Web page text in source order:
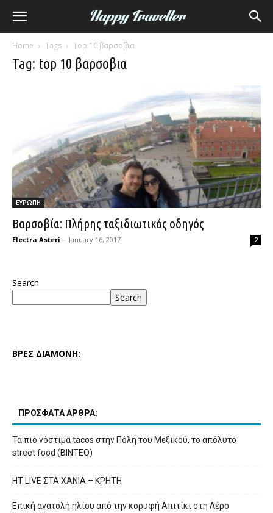
Home Tags Top 10 βαρσοβια
Tag: top 10 βαρσοβια
ΕΥΡΩΠΗ
Βαρσοβία: Πλήρης ταξιδιωτικός οδηγός
Electra Asteri - January 16, 2017 2
Search
Search
ΒΡΕΣ ΔΙΑΜΟΝΗ:
ΠΡΟΣΦΑΤΑ ΑΡΘΡΑ:
Τα πιο νόστιμα tacos στην Πόλη του Μεξικού, το απόλυτο
street food (ΒΙΝΤΕΟ)
HT LIVE ΣΤΑ ΧΑΝΙΑ – ΚΡΗΤΗ
Επική ανατολή ηλίου από την κορυφή Απιτίκι στη Λέρο